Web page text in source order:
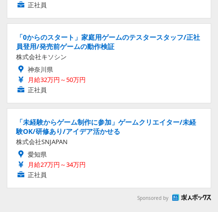
正社員
「0からのスタート」家庭用ゲームのテスタースタッフ/正社
員登用/発売前ゲームの動作検証
株式会社キソシン
神奈川県
月給32万円～50万円
正社員
「未経験からゲーム制作に参加」ゲームクリエイター/未経
験OK/研修あり/アイデア活かせる
株式会社SNJAPAN
愛知県
月給27万円～34万円
正社員
Sponsored by